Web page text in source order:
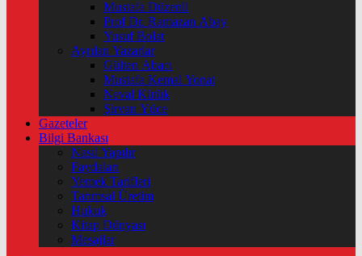
Mustafa Düzenli
Prof Dr. Ramazan Abay
Yusuf Bolat
Ayrılan Yazarlar
Gülten Abacı
Mustafa Kemal Yonat
Neval Kütük
Şirvan Yüce
Gazeteler
Bilgi Bankası
Nasıl Yapılır
Faydaları
Yemek Tarifleri
Tarımsal Üretim
Hukuk
Kitap Dünyası
Mesajlar